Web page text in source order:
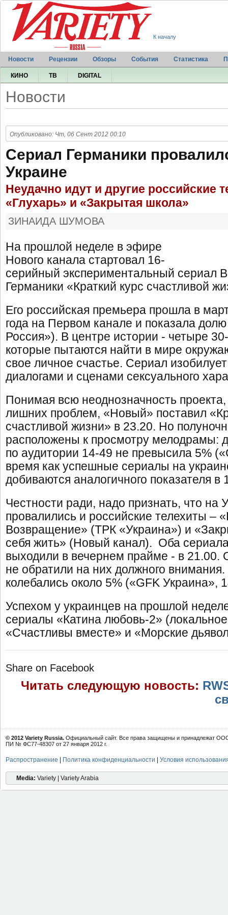
К началу
Новости Рецензии Обзоры События Статистика
КИНО ТВ DIGITAL
Новости
Опубликовано: Чт, 06 Сент 2012 00:10
Сериал Германики
Украине
Неудачно идут и другие российские
«Глухарь» и «Закрытая школа»
ЗИНАИДА ШУМОВА
На прошлой неделе в эфире
Нового канала стартовал 16-
серийный экспериментальный сериал
Германики «Краткий курс счастливой
Его российская премьера прошла в
года на Первом канале и показала
Россия»). В центре истории - четыре
которые пытаются найти в мире
свое личное счастье. Сериал
диалогами и сценами сексуального
Понимая всю неоднозначность
лишних проблем, «Новый» поставил
счастливой жизни» в 23.20. Но
расположены к просмотру мелодрамы:
по аудитории 14-49 не превысила 5%
время как успешные сериалы на
добиваются аналогичного показателя в
Честности ради, надо признать, что на
провалились и российские телехиты –
Возвращение» (ТРК «Украина») и
себя жить» (Новый канал). Оба
выходили в вечернем прайме - в 21.00.
не обратили на них должного
колебались около 5% («GFK Украина»,
Успехом у украинцев на прошлой
сериалы «Катина любовь-2»
«Счастливы вместе» и «Морские
Share on Facebook
Читать следующую новость:
© 2012 Variety Russia. Официальный сайт. Все права защищены и принадлежат
ПИ № ФС77-48307 от 27 января 2012 г.
Распространение Политика конфиденциальности Условия
Media: Variety | Variety Arabia